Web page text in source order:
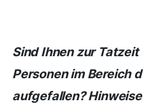
Sind Ihnen zur
Personen im Bereich
aufgefallen?